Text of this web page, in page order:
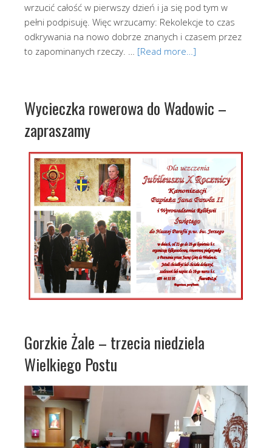
wrzucić całość w pierwszy dzień i ja się pod tym w
pełni podpisuję. Więc wrzucamy: Rekolekcje to czas
odkrywania na nowo dobrze znanych i czasem przez
to zapominanych rzeczy. … [Read more…]
Wycieczka rowerowa do Wadowic –
zapraszamy
Gorzkie Żale – trzecia niedziela
Wielkiego Postu